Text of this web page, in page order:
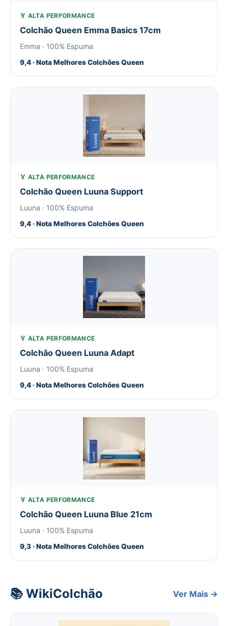
🏅 ALTA PERFORMANCE
Colchão Queen Emma Basics 17cm
Emma · 100% Espuma
9,4 · Nota Melhores Colchões Queen
🏅 ALTA PERFORMANCE
Colchão Queen Luuna Support
Luuna · 100% Espuma
9,4 · Nota Melhores Colchões Queen
🏅 ALTA PERFORMANCE
Colchão Queen Luuna Adapt
Luuna · 100% Espuma
9,4 · Nota Melhores Colchões Queen
🏅 ALTA PERFORMANCE
Colchão Queen Luuna Blue 21cm
Luuna · 100% Espuma
9,3 · Nota Melhores Colchões Queen
📚 WikiColchão Ver Mais →